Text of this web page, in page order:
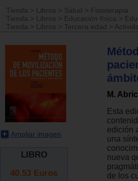
Tienda > Libros > Salud > Fisioterapia
Tienda
> Libros > Educación física >
Tienda
> Libros > Tercera edad >
Ampliar imagen
LIBRO
40.53 Euros
M.
Esta
edición
una
nueva
de los